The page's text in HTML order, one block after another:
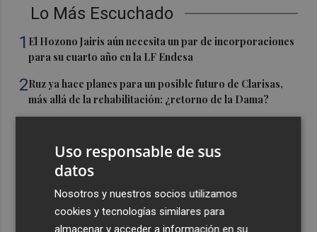
Lo Más Escuchado
1 El Hozono Jairis aún necesita un par de incorporaciones
para su cuarto año en la LF Endesa
2Ruz ya hace planes para un posible futuro de Clarisas,
más allá de la rehabilitación: ¿retorno de la Dama?
Castelló apuesta por convertir el eclipse en un referente
El Villarreal anuncia a sus seis capitanes: Gerard
Moreno, Foyth, Comesaña, Ayoze, Cardona y Logan
Uso responsable de sus
datos
Nosotros y nuestros socios utilizamos
cookies y tecnologías similares para
almacenar y acceder a información en su